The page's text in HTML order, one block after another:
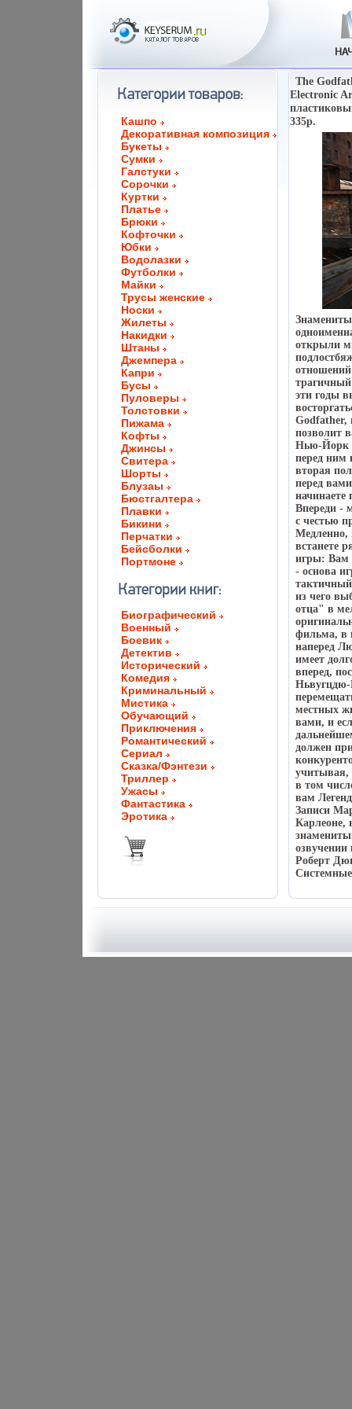
Кашпо
Декоративная композиция
Букеты
Сумки
Галстуки
Сорочки
Куртки
Платье
Брюки
Кофточки
Юбки
Водолазки
Футболки
Майки
Трусы женские
Носки
Жилеты
Накидки
Штаны
Джемпера
Капри
Бусы
Пуловеры
Толстовки
Пижама
Кофты
Джинсы
Свитера
Шорты
Блузаы
Бюстгалтера
Плавки
Бикини
Перчатки
Бейсболки
Портмоне
Биографический
Военный
Боевик
Детектив
Исторический
Комедия
Криминальный
Мистика
Обучающий
Приключения
Романтический
Сериал
Сказка/Фэнтези
Триллер
Ужасы
Фантастика
Эротика
The
Electronic
335p.
открыли
трагичный
эти годы
Godfather,
позволит
Нью-Йорк
перед ним
вторая
перед
Впереди -
с честью
Медленно,
встанете
игры: Вам
- основа
из чего
отца" в
фильма, в
наперед
имеет
вперед,
Ньвугцдю-
местных
вами, и
должен
учитывая,
в том
вам
Записи
Карлеоне,
Роберт